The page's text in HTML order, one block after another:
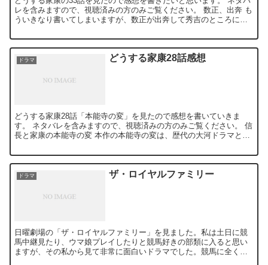
レを含みますので、視聴済みの方のみご覧ください。 数正、出奔 も
ういきなり書いてしまいますが、数正が出奔して秀吉のところに行
ドラマ どうする家康28話感想
どうする家康28話「本能寺の変」を見たので感想を書いていきま
す。 ネタバレを含みますので、視聴済みの方のみご覧ください。 信
長と家康の本能寺の変 本作の本能寺の変は、歴代の大河ドラマと比
ドラマ ザ・ロイヤルファミリー
日曜劇場の「ザ・ロイヤルファミリー」を見ました。私は土日に競
馬中継見たり、ウマ娘プレイしたりと競馬好きの部類に入ると思い
ますが、その私から見て非常に面白いドラマでした。競馬に全く関